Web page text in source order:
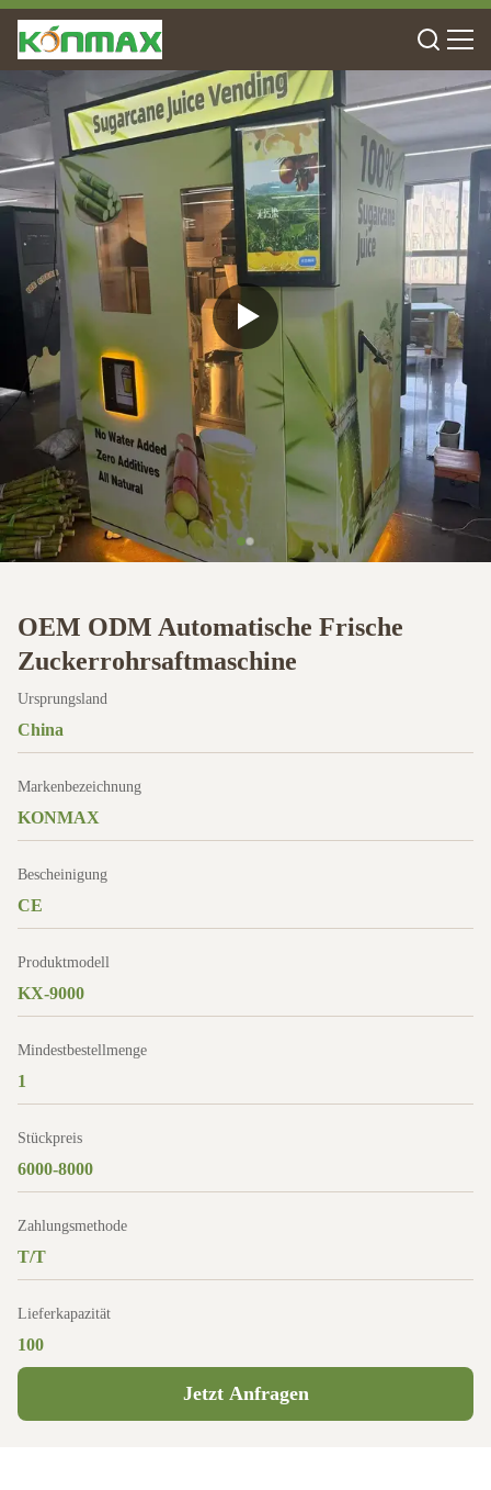
OEM ODM Automatische Frische
Zuckerrohrsaftmaschine
Ursprungsland
China
Markenbezeichnung
KONMAX
Bescheinigung
CE
Produktmodell
KX-9000
Mindestbestellmenge
1
Stückpreis
6000-8000
Zahlungsmethode
T/T
Lieferkapazität
100
Jetzt Anfragen